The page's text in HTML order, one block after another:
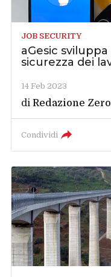
JOB SECURITY
aGesic
sicurezza dei
14 Feb 2023
diRedazione
Condividi